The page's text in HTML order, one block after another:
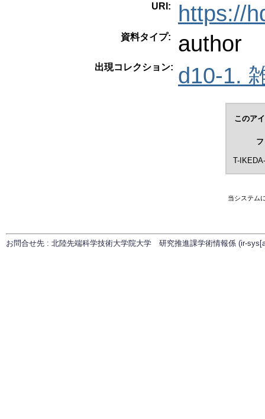
URI: https://
資料タイプ: author
出現コレクション: d10-1.
このア
T-
当システム
お問合せ先 : 北陸先端科学技術大学院大学 研究推進課学術情報係 (ir-